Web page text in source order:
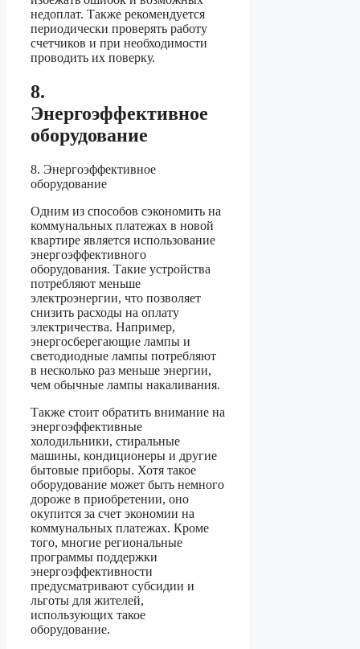
недоплат. Также рекомендуется
периодически проверять работу
счетчиков и при необходимости
проводить их поверку.
8.
Энергоэффективное
оборудование
8. Энергоэффективное
оборудование
Одним из способов сэкономить на
коммунальных платежах в новой
квартире является использование
энергоэффективного
оборудования. Такие устройства
потребляют меньше
электроэнергии, что позволяет
снизить расходы на оплату
электричества. Например,
энергосберегающие лампы и
светодиодные лампы потребляют
в несколько раз меньше энергии,
чем обычные лампы накаливания.
Также стоит обратить внимание на
энергоэффективные
холодильники, стиральные
машины, кондиционеры и другие
бытовые приборы. Хотя такое
оборудование может быть немного
дороже в приобретении, оно
окупится за счет экономии на
коммунальных платежах. Кроме
того, многие региональные
программы поддержки
энергоэффективности
предусматривают субсидии и
льготы для жителей,
использующих такое
оборудование.